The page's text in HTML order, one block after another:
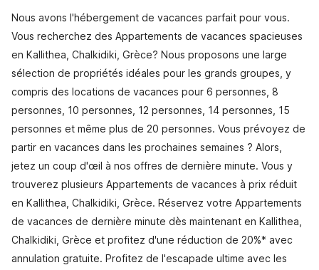
Nous avons l'hébergement de vacances parfait pour vous.
Vous recherchez des Appartements de vacances spacieuses
en Kallithea, Chalkidiki, Grèce? Nous proposons une large
sélection de propriétés idéales pour les grands groupes, y
compris des locations de vacances pour 6 personnes, 8
personnes, 10 personnes, 12 personnes, 14 personnes, 15
personnes et même plus de 20 personnes. Vous prévoyez de
partir en vacances dans les prochaines semaines ? Alors,
jetez un coup d'œil à nos offres de dernière minute. Vous y
trouverez plusieurs Appartements de vacances à prix réduit
en Kallithea, Chalkidiki, Grèce. Réservez votre Appartements
de vacances de dernière minute dès maintenant en Kallithea,
Chalkidiki, Grèce et profitez d'une réduction de 20%* avec
annulation gratuite. Profitez de l'escapade ultime avec les